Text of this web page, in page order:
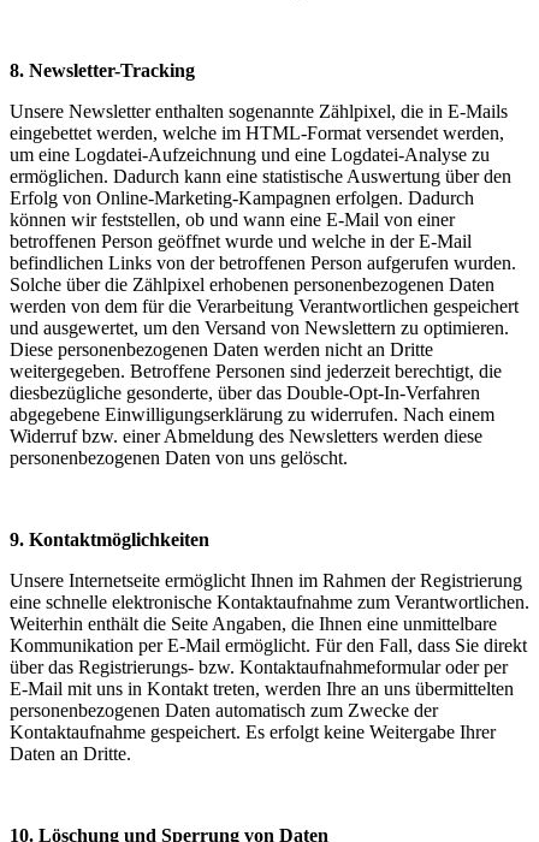
8. Newsletter-Tracking
Unsere Newsletter enthalten sogenannte Zählpixel, die in E-Mails
eingebettet werden, welche im HTML-Format versendet werden,
um eine Logdatei-Aufzeichnung und eine Logdatei-Analyse zu
ermöglichen. Dadurch kann eine statistische Auswertung über den
Erfolg von Online-Marketing-Kampagnen erfolgen. Dadurch
können wir feststellen, ob und wann eine E-Mail von einer
betroffenen Person geöffnet wurde und welche in der E-Mail
befindlichen Links von der betroffenen Person aufgerufen wurden.
Solche über die Zählpixel erhobenen personenbezogenen Daten
werden von dem für die Verarbeitung Verantwortlichen gespeichert
und ausgewertet, um den Versand von Newslettern zu optimieren.
Diese personenbezogenen Daten werden nicht an Dritte
weitergegeben. Betroffene Personen sind jederzeit berechtigt, die
diesbezügliche gesonderte, über das Double-Opt-In-Verfahren
abgegebene Einwilligungserklärung zu widerrufen. Nach einem
Widerruf bzw. einer Abmeldung des Newsletters werden diese
personenbezogenen Daten von uns gelöscht.
9. Kontaktmöglichkeiten
Unsere Internetseite ermöglicht Ihnen im Rahmen der Registrierung
eine schnelle elektronische Kontaktaufnahme zum Verantwortlichen.
Weiterhin enthält die Seite Angaben, die Ihnen eine unmittelbare
Kommunikation per E-Mail ermöglicht. Für den Fall, dass Sie direkt
über das Registrierungs- bzw. Kontaktaufnahmeformular oder per
E-Mail mit uns in Kontakt treten, werden Ihre an uns übermittelten
personenbezogenen Daten automatisch zum Zwecke der
Kontaktaufnahme gespeichert. Es erfolgt keine Weitergabe Ihrer
Daten an Dritte.
10. Löschung und Sperrung von Daten